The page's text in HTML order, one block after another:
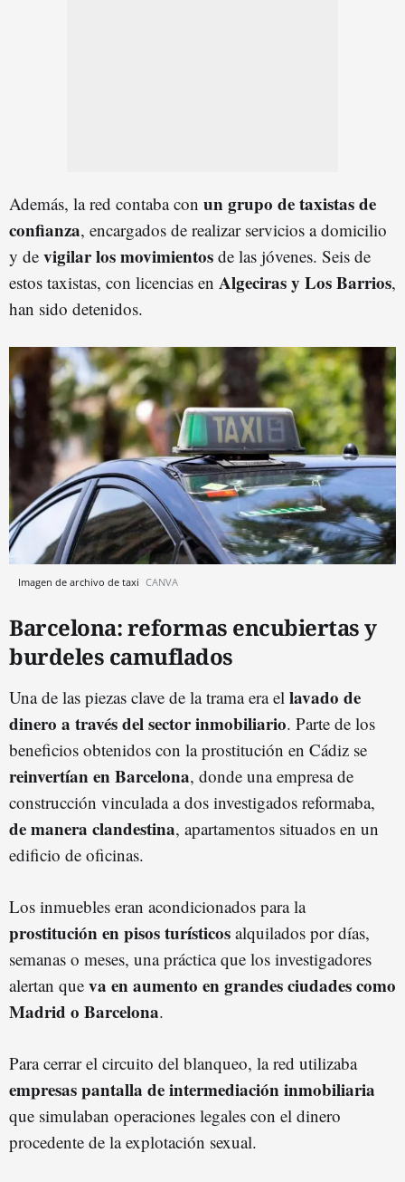
Además, la red contaba con un grupo de taxistas de
confianza, encargados de realizar servicios a domicilio
y de vigilar los movimientos de las jóvenes. Seis de
estos taxistas, con licencias en Algeciras y Los Barrios,
han sido detenidos.
Imagen de archivo de taxi CANVA
Barcelona: reformas encubiertas y
burdeles camuflados
Una de las piezas clave de la trama era el lavado de
dinero a través del sector inmobiliario. Parte de los
beneficios obtenidos con la prostitución en Cádiz se
reinvertían en Barcelona, donde una empresa de
construcción vinculada a dos investigados reformaba,
de manera clandestina, apartamentos situados en un
edificio de oficinas.
Los inmuebles eran acondicionados para la
prostitución en pisos turísticos alquilados por días,
semanas o meses, una práctica que los investigadores
alertan que va en aumento en grandes ciudades como
Madrid o Barcelona.
Para cerrar el circuito del blanqueo, la red utilizaba
empresas pantalla de intermediación inmobiliaria
que simulaban operaciones legales con el dinero
procedente de la explotación sexual.